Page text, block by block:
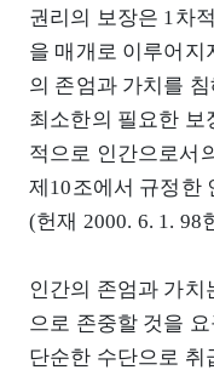
권리의 보장은 1차
을 매개로 이루어지
의 존엄과 가치를
최소한의 필요한 보
적으로 인간으로서
제10조에서 규정한
(헌재 2000. 6. 1. 98
인간의 존엄과 가치
으로 존중할 것을
단순한 수단으로 취